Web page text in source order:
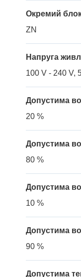
Окремий
ZN
Напруга
100 V - 240 V,
Допустима
20 %
Допустима
80 %
Допустима
10 %
Допустима
90 %
Допустима